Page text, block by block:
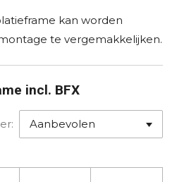
kan worden
te vergemakkelijken.
incl. BFX